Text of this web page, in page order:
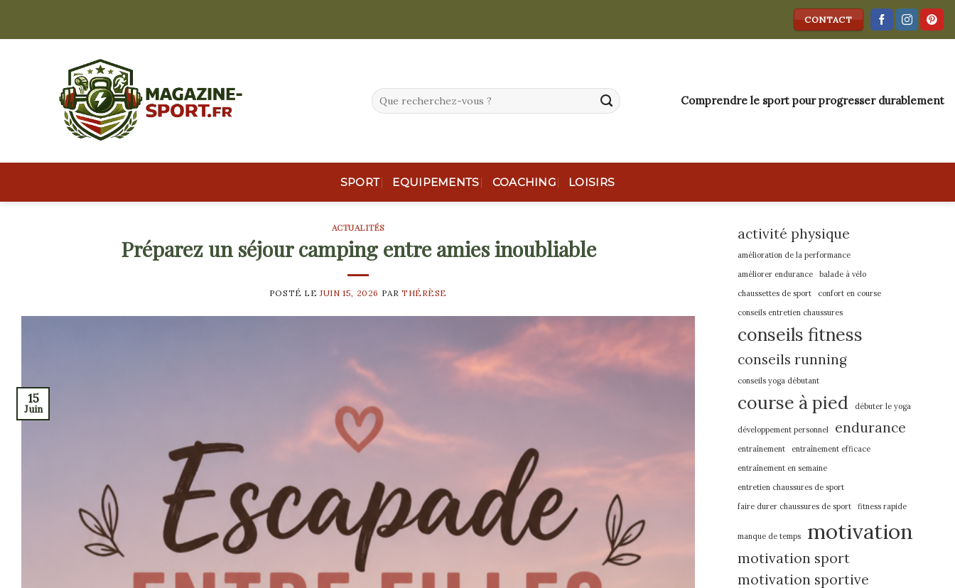
CONTACT
Comprendre le sport pour progresser durablement
SPORT EQUIPEMENTS COACHING LOISIRS
ACTUALITÉS
Préparez un séjour camping entre amies inoubliable
POSTÉ LEJUIN 15, 2026 PAR THÉRÈSE
15
Juin
activité physique
amélioration de la performance
améliorer endurance
balade à vélo
chaussettes de sport
confort en course
conseils entretien chaussures
conseils fitness
conseils running
conseils yoga débutant
course à pied débuter le yoga
développement personnel endurance
entraînement
entraînement efficace
entraînement en semaine
entretien chaussures de sport
faire durer chaussures de sport
fitness rapide
manque de temps motivation
motivation sport
motivation sportive